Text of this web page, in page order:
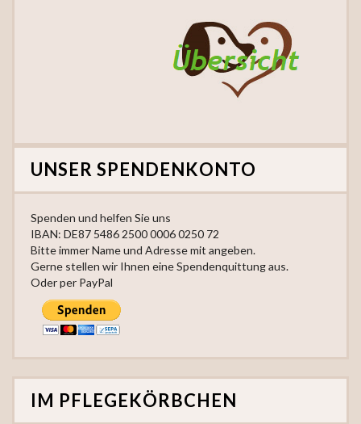
UNSER SPENDENKONTO
Spenden und helfen Sie uns
IBAN: DE87 5486 2500 0006 0250 72
Bitte immer Name und Adresse mit angeben.
Gerne stellen wir Ihnen eine Spendenquittung aus.
Oder per PayPal
IM PFLEGEKÖRBCHEN